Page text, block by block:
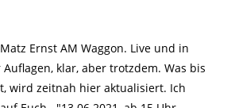
Ernst AM Waggon. Live und in
klar, aber trotzdem. Was bis
wird zeitnah hier aktualisiert. Ich